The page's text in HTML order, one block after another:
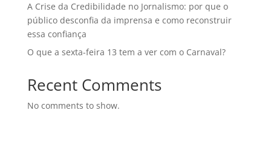
A Crise da Credibilidade no Jornalismo: por que o
público desconfia da imprensa e como reconstruir
essa confiança
O que a sexta-feira 13 tem a ver com o Carnaval?
Recent Comments
No comments to show.